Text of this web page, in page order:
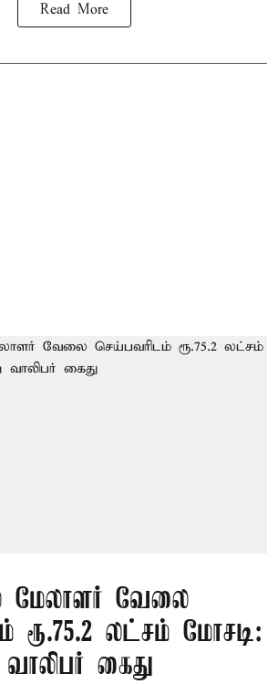
Read More
மேலாளர் வேலை
ரூ.75.2 லட்சம் மோசடி:
வாலிபர் கைது